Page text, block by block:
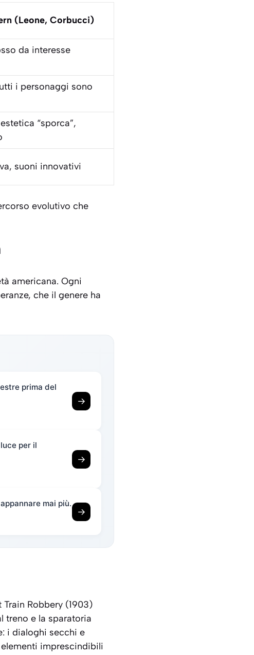
(Leone, Corbucci)
da interesse
i personaggi sono
“sporca”,
suoni innovativi
evolutivo che
americana. Ogni
che il genere ha
prima del
→
per il
→
mai più.
→
Train Robbery (1903)
treno e la sparatoria
i dialoghi secchi e
imprescindibili